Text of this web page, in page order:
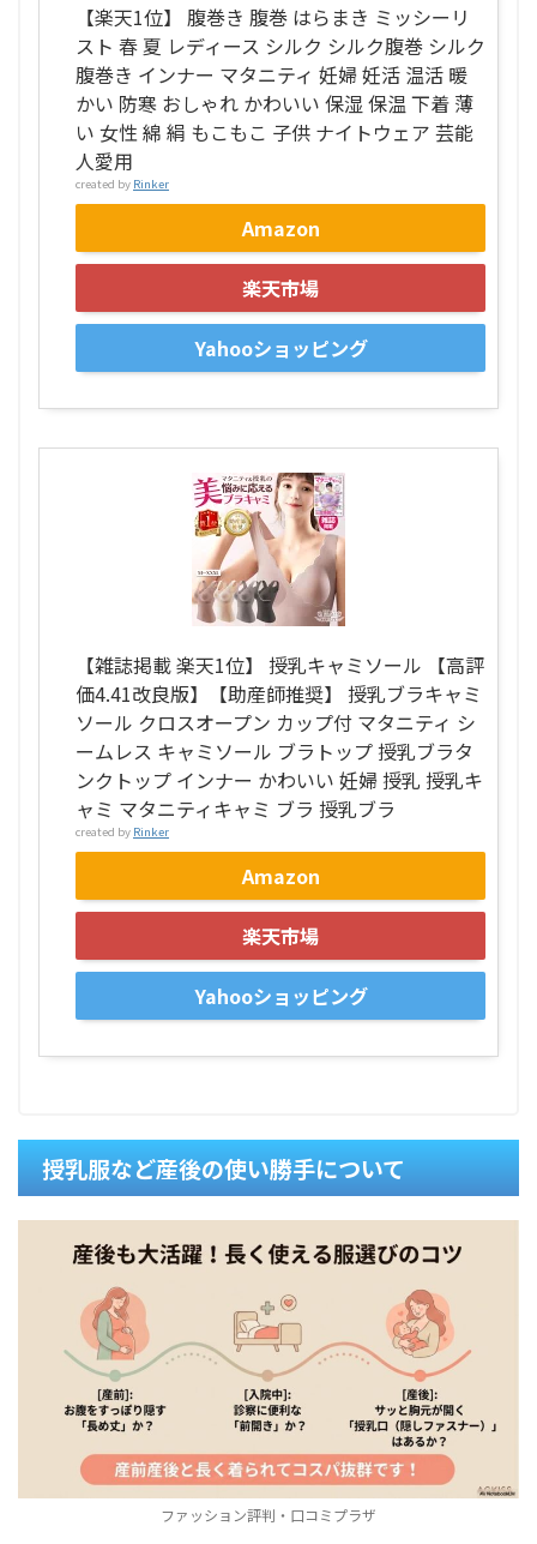
【楽天1位】 腹巻き 腹巻 はらまき ミッシーリ
スト 春 夏 レディース シルク シルク腹巻 シルク
腹巻き インナー マタニティ 妊婦 妊活 温活 暖
かい 防寒 おしゃれ かわいい 保湿 保温 下着 薄
い 女性 綿 絹 もこもこ 子供 ナイトウェア 芸能
人愛用
created by Rinker
Amazon
楽天市場
Yahooショッピング
【雑誌掲載 楽天1位】 授乳キャミソール 【高評
価4.41改良版】【助産師推奨】 授乳ブラキャミ
ソール クロスオープン カップ付 マタニティ シ
ームレス キャミソール ブラトップ 授乳ブラタ
ンクトップ インナー かわいい 妊婦 授乳 授乳キ
ャミ マタニティキャミ ブラ 授乳ブラ
created by Rinker
Amazon
楽天市場
Yahooショッピング
授乳服など産後の使い勝手について
ファッション評判・口コミプラザ